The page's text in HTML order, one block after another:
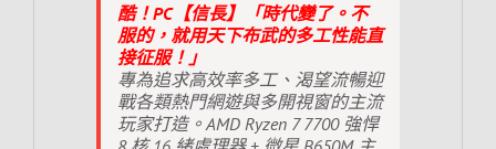
酷！PC【信長】「時代變了。不
服的，就用天下布武的多工性能直
接征服！」
專為追求高效率多工、渴望流暢迎
戰各類熱門網遊與多開視窗的主流
玩家打造。AMD Ryzen 7 7700 強悍